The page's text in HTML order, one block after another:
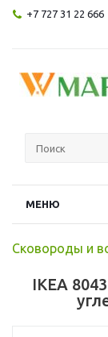
+7 727 31 22 666
МЕНЮ
Сковороды и
IKEA